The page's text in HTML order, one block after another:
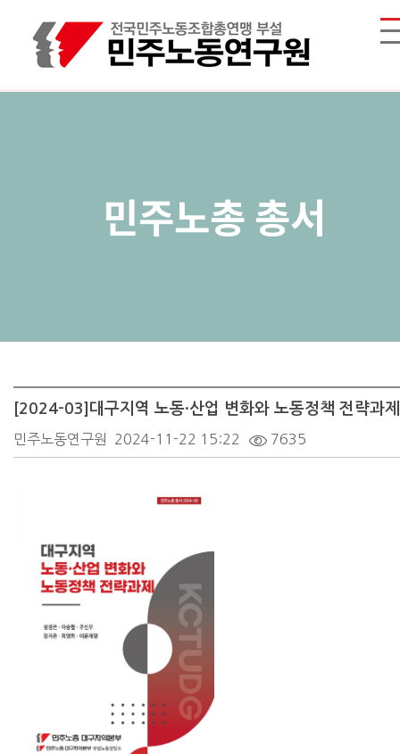
민주노총 총서
[2024-03]대구지역 노동·산업 변화와 노동정책 전략과제
민주노동연구원 2024-11-22 15:22 7635